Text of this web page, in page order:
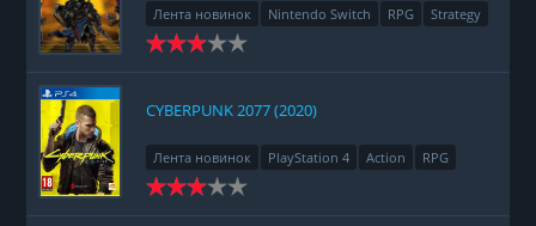
Лента новинок Nintendo Switch RPG Strategy
CYBERPUNK 2077 (2020)
Лента новинок PlayStation 4 Action
RPG
Racing
Adventure